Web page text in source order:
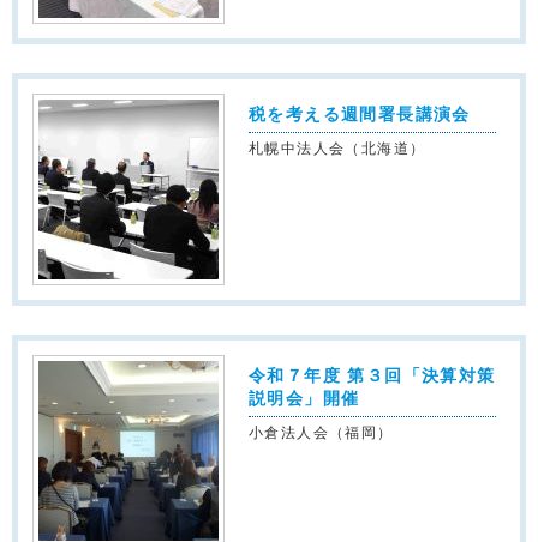
税を考える週間署長講演会
札幌中法人会（北海道）
令和７年度 第３回「決算対策
説明会」開催
小倉法人会（福岡）